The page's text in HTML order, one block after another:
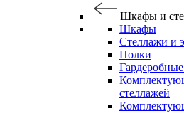
Шкафы и
Шкафы
Стеллажи и
Полки
стеллажей